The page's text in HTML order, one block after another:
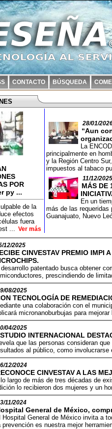
CONTACTO BÚSQUEDA
POR
py ...
de la
efectos
fuera
... Ver más
28/01/
“Aun
La
principalmente en
y la Región Centro
impuestos al tabaco
11/12/2025
MÁS DE
En un
más de las requeridas
Guanajuato, Nuevo
12/2025
CINVESTAV PREMIO IMPI
desarrollo patentado busca obtener
prescindiendo de
08/2025
TECNOLOGÍA DE
una colaboración con el
micronanoburbujas para
04/2025
INTERNACIONAL
que las personas consideran
al público, como
12/2024
CINVESTAV A LAS
largo de más de tres décadas de
lo recibieron dos mujeres y un
11/2024
General de México,
Hospital General de México invita a
prevención es nuestra mejor